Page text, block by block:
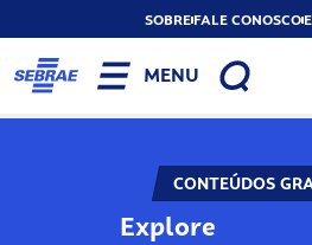
SOBREFALE CONOSCO
MENU
CONTEÚDOS
Explore